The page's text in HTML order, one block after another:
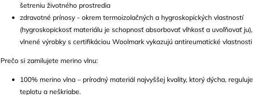
šetreniu životného prostredia
zdravotné prínosy - okrem termoizolačných a hygroskopických vlastností
(hygroskopickosť materiálu je schopnosť absorbovať vlhkosť a uvoľňovať ju),
vlnené výrobky s certifikáciou Woolmark vykazujú antireumatické vlastnosti
Prečo si zamilujete merino vlnu:
100% merino vlna – prírodný materiál najvyššej kvality, ktorý dýcha, reguluje
teplotu a neškriabe.